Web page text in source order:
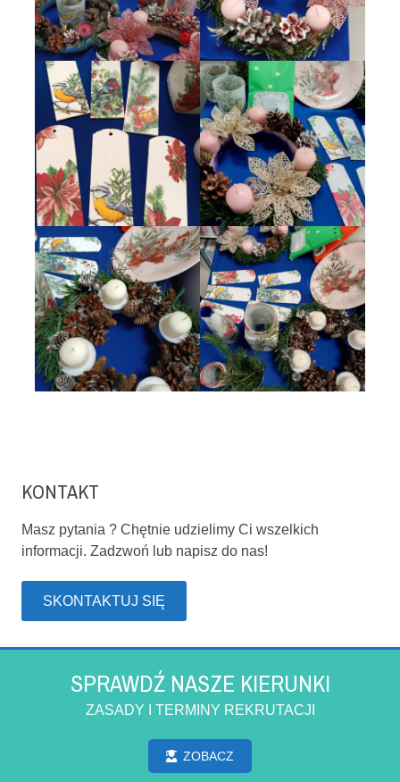
KONTAKT
Masz pytania ? Chętnie udzielimy Ci wszelkich
informacji. Zadzwoń lub napisz do nas!
SKONTAKTUJ SIĘ
SPRAWDŹ NASZE KIERUNKI
ZASADY I TERMINY REKRUTACJI
ZOBACZ